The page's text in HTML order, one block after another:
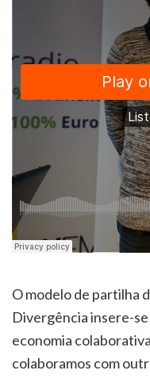
O modelo de partilha
Divergência insere-
economia
colaboramos com